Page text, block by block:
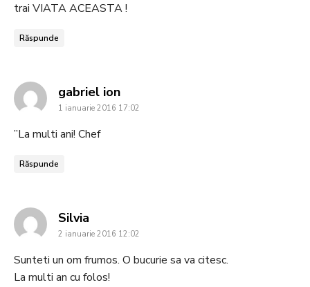
trai VIATA ACEASTA !
Răspunde
gabriel ionsays:
1 ianuarie 2016 17:02
”La multi ani! Chef
Răspunde
Silvia
2 ianuarie 2016 12:02
Sunteti un om frumos. O bucurie sa va citesc.
La multi an cu folos!